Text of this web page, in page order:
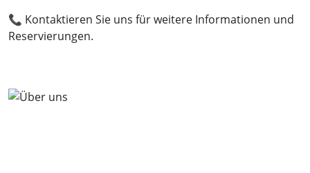
📞 Kontaktieren Sie uns für weitere Informationen und
Reservierungen.